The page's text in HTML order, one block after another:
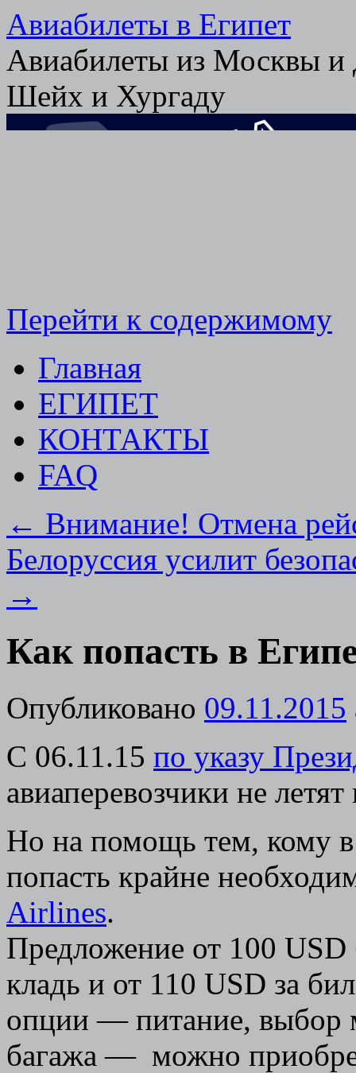
Авиабилеты в Египет
Авиабилеты из Москвы и
Шейх и Хургаду
Перейти к содержимому
Главная
ЕГИПЕТ
КОНТАКТЫ
FAQ
← Внимание! Отмена
Белоруссия усилит
→
Как попасть в
Опубликовано 09.11.2015
C 06.11.15 по указу
авиаперевозчики не летят
Но на помощь тем, кому
попасть крайне
Airlines.
Предложение от 100 USD
кладь и от 110 USD за
опции — питание, выбор
багажа — можно